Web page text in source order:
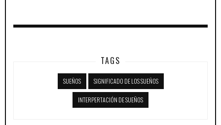
TAGS
SUEÑOS SIGNIFICADO DE LOS SUEÑOS
INTERPERTACIÓN DE SUEÑOS